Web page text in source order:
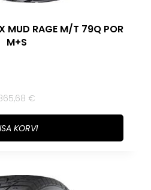
MUD RAGE M/T 79Q POR
M+S
€
KORVI